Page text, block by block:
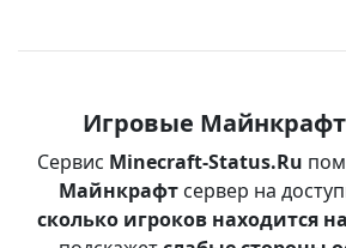
Игровые Майнкрафт
Сервис Minecraft-Status.Ru
Майнкрафтсервер на
сколько игроков находится